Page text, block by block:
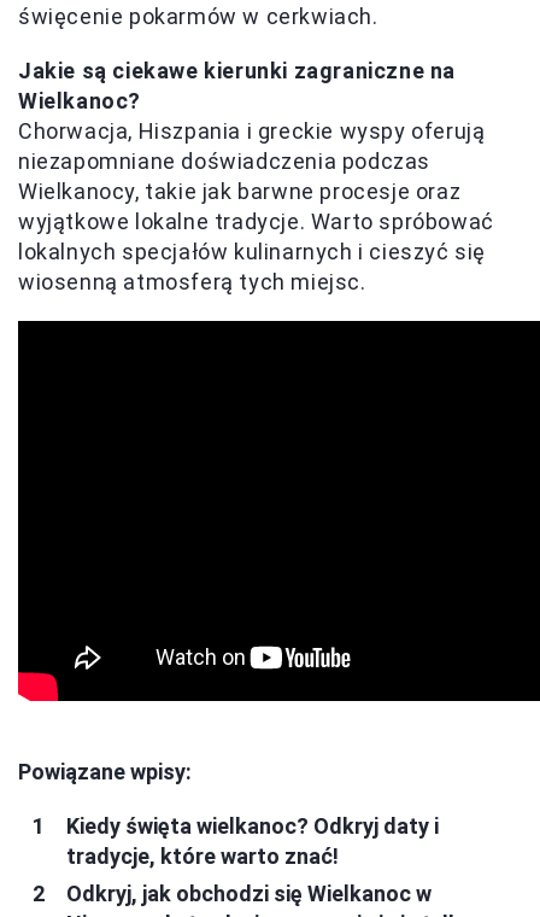
święcenie pokarmów w cerkwiach.
Jakie są ciekawe kierunki zagraniczne na
Wielkanoc?
Chorwacja, Hiszpania i greckie wyspy oferują
niezapomniane doświadczenia podczas
Wielkanocy, takie jak barwne procesje oraz
wyjątkowe lokalne tradycje. Warto spróbować
lokalnych specjałów kulinarnych i cieszyć się
wiosenną atmosferą tych miejsc.
Powiązane wpisy:
Kiedy święta wielkanoc? Odkryj daty i
tradycje, które warto znać!
Odkryj, jak obchodzi się Wielkanoc w